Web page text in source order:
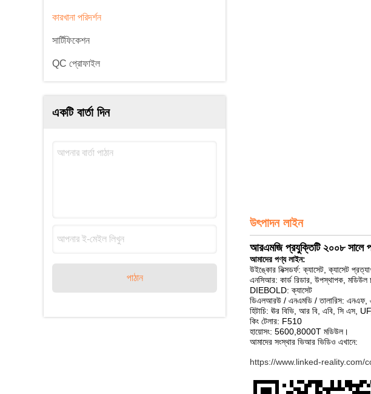
কারখানা পরিদর্শন
সার্টিফিকেশন
QC প্রোফাইল
একটি বার্তা দিন
পাঠান
উৎপাদন লাইন
আরএমজি প্রযুক্তিটি ২০০৮ সালে
আমাদের পণ্য লাইন:
উইঙ্কোর নিক্সডর্ফ: ক্যাসেট, ক্যাসেট
এনসিআর: কার্ড রিডার, উপস্থাপক,
DIEBOLD: ক্যাসেট
ডিএলআরউ / এনএমডি / তালারিস: এনএফ,
হিটাচি: ঊর বিভি, আর বি, এবি, সি এস,
কিং টেলার: F510
হায়োসং: 5600,8000T মডিউল।
আমাদের সংস্থার ভিআর ভিডিও এখানে:
https://www.linked-reality.com/